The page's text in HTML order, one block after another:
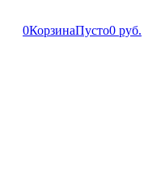
0КорзинаПусто0 руб.